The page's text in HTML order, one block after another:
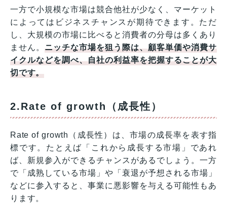
一方で小規模な市場は競合他社が少なく、マーケット
によってはビジネスチャンスが期待できます。ただ
し、大規模の市場に比べると消費者の分母は多くあり
ません。ニッチな市場を狙う際は、顧客単価や消費サ
イクルなどを調べ、自社の利益率を把握することが大
切です。
2.Rate of growth（成長性）
Rate of growth（成長性）は、市場の成長率を表す指
標です。たとえば「これから成長する市場」であれ
ば、新規参入ができるチャンスがあるでしょう。一方
で「成熟している市場」や「衰退が予想される市場」
などに参入すると、事業に悪影響を与える可能性もあ
ります。